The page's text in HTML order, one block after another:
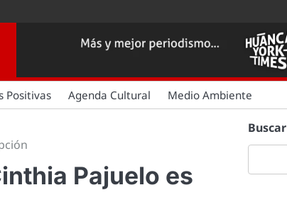
Positivas Agenda Cultural Medio Ambiente
Pajuelo es
Buscar